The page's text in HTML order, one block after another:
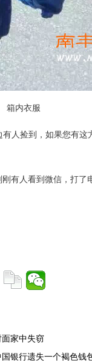
箱内衣服
捡到，如果您有这
有人看到微信，打了
面家中失窃
国银行遗失一个褐色钱